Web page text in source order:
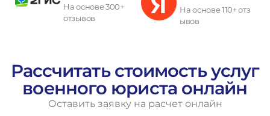
На основе 300+
отзывов
На основе 110+ отз
ывов
Рассчитать стоимость услуг
военного юриста онлайн
Оставить заявку на расчет онлайн